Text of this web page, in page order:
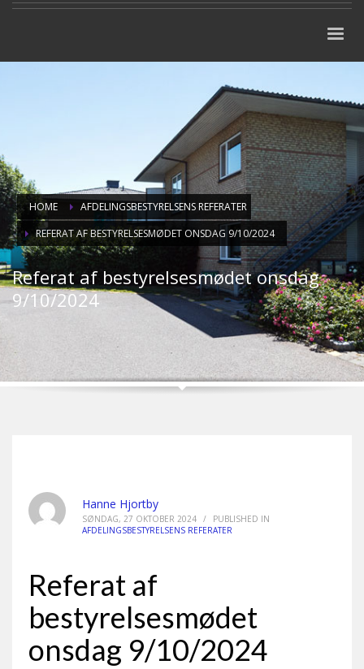
HOME
AFDELINGSBESTYRELSENS REFERATER
REFERAT AF BESTYRELSESMØDET ONSDAG 9/10/2024
Referat af bestyrelsesmødet onsdag
9/10/2024
Hanne Hjortby
SØNDAG, 27 OKTOBER 2024 /
PUBLISHED IN
AFDELINGSBESTYRELSENS REFERATER
Referat af
bestyrelsesmødet
onsdag 9/10/2024